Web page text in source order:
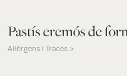
Pastís cremós de
Al·lèrgens i Traces >